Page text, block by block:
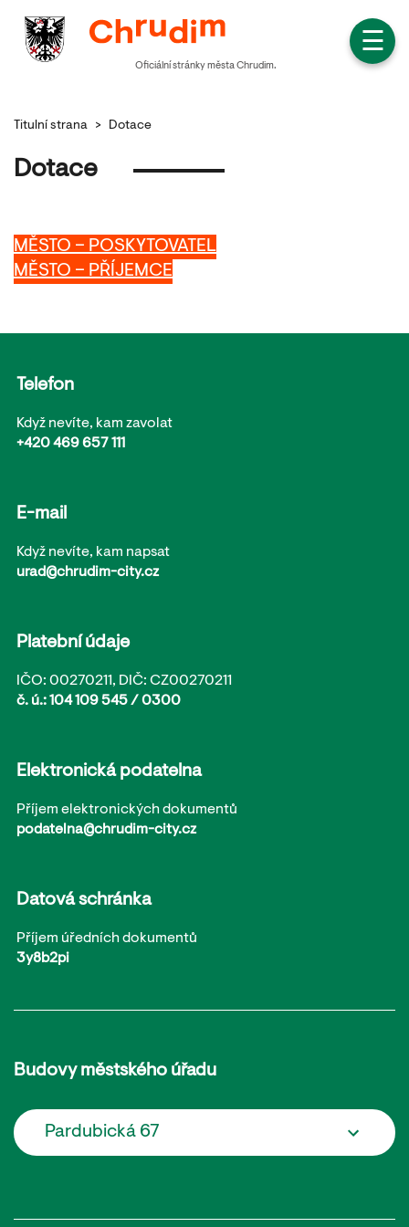
☰
Oficiální stránky města Chrudim.
Titulní strana > Dotace
Dotace
MĚSTO – POSKYTOVATEL
MĚSTO – PŘÍJEMCE
Telefon
Když nevíte, kam zavolat
+420 469 657 111
E-mail
Když nevíte, kam napsat
urad@chrudim-city.cz
Platební údaje
IČO: 00270211, DIČ: CZ00270211
č. ú.: 104 109 545 / 0300
Elektronická podatelna
Příjem elektronických dokumentů
podatelna@chrudim-city.cz
Datová schránka
Příjem úředních dokumentů
3y8b2pi
Budovy městského úřadu
Pardubická 67